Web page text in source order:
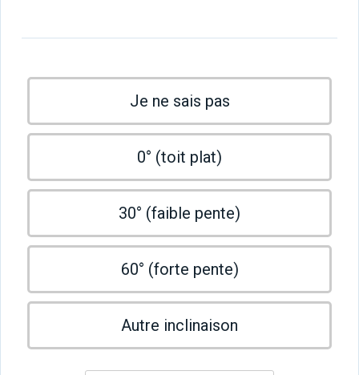
Je ne sais pas
0° (toit plat)
30° (faible pente)
60° (forte pente)
Autre inclinaison